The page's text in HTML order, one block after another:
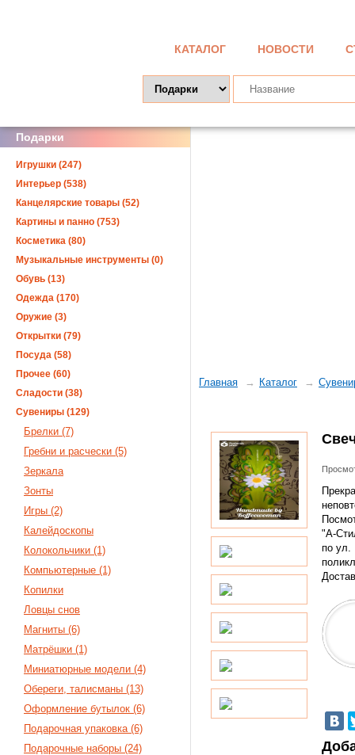
КАТАЛОГ НОВОСТИ
Главная Каталог
"А-
по ул.
Подарки
Игрушки (247)
Интерьер (538)
Канцелярские товары (52)
Картины и панно (753)
Косметика (80)
Музыкальные инструменты (0)
Обувь (13)
Одежда (170)
Оружие (3)
Открытки (79)
Посуда (58)
Прочее (60)
Сладости (38)
Сувениры (129)
Брелки (7)
Гребни и расчески (5)
Зеркала
Зонты
Игры (2)
Калейдоскопы
Колокольчики (1)
Компьютерные (1)
Копилки
Ловцы снов
Магниты (6)
Матрёшки (1)
Миниатюрные модели (4)
Обереги, талисманы (13)
Оформление бутылок (6)
Подарочная упаковка (6)
Подарочные наборы (24)